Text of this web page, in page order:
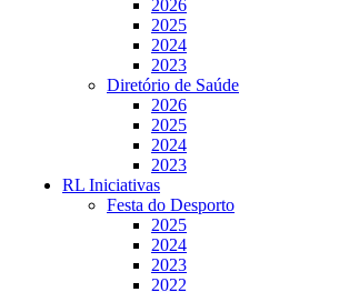
2026
2025
2024
2023
Diretório de Saúde
2026
2025
2024
2023
RL Iniciativas
Festa do Desporto
2025
2024
2023
2022